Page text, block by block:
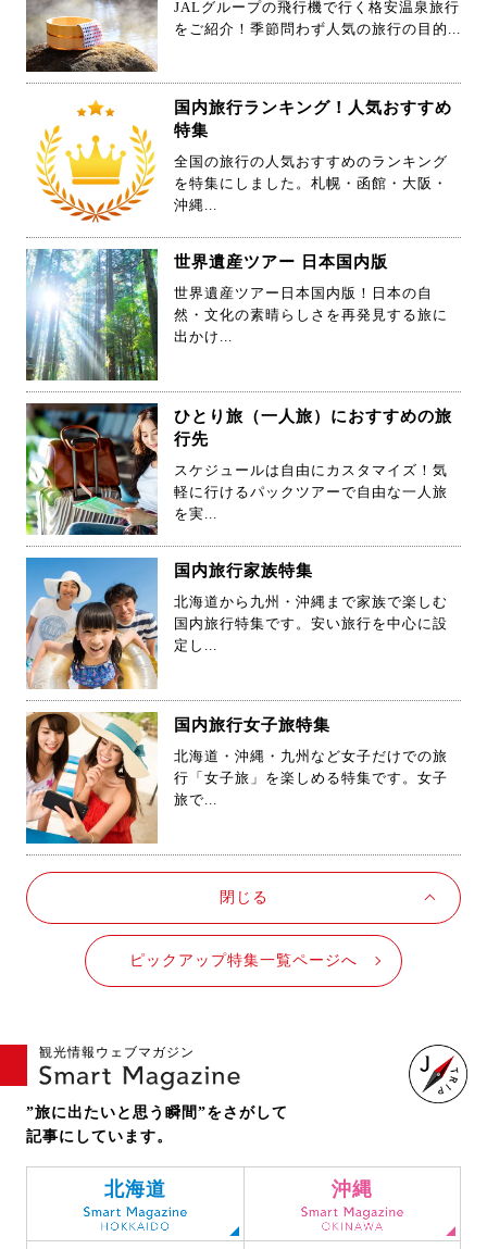
をご紹介！季節問わず人気の旅行の目的...
国内旅行ランキング！人気おすすめ
特集
全国の旅行の人気おすすめのランキング
を特集にしました。札幌・函館・大阪・
沖縄...
世界遺産ツアー 日本国内版
世界遺産ツアー日本国内版！日本の自
然・文化の素晴らしさを再発見する旅に
出かけ...
ひとり旅（一人旅）におすすめの旅
行先
スケジュールは自由にカスタマイズ！気
軽に行けるパックツアーで自由な一人旅
を実...
国内旅行家族特集
北海道から九州・沖縄まで家族で楽しむ
国内旅行特集です。安い旅行を中心に設
定し...
国内旅行女子旅特集
北海道・沖縄・九州など女子だけでの旅
行「女子旅」を楽しめる特集です。女子
旅で...
閉じる
ピックアップ特集一覧ページへ
”旅に出たいと思う瞬間”をさがして
記事にしています。
北海道 沖縄
東京 関西